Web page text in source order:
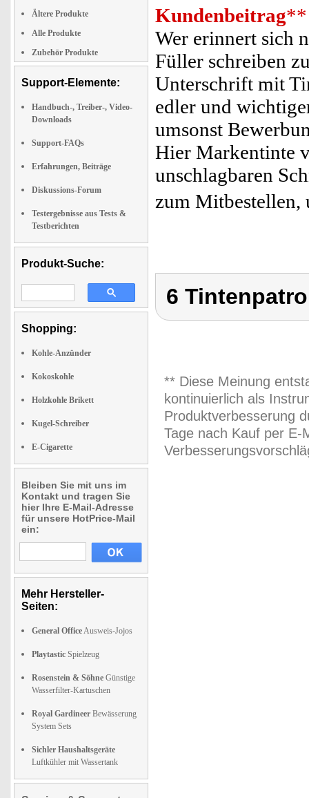
Ältere Produkte
Alle Produkte
Zubehör Produkte
Support-Elemente:
Handbuch-, Treiber-, Video-
Downloads
Support-FAQs
Erfahrungen, Beiträge
Diskussions-Forum
Testergebnisse aus Tests &
Testberichten
Produkt-Suche:
Shopping:
Kohle-Anzünder
Kokoskohle
Holzkohle Brikett
Kugel-Schreiber
E-Cigarette
Bleiben Sie mit uns im
Kontakt und tragen Sie
hier Ihre E-Mail-Adresse
für unsere HotPrice-Mail
ein:
Mehr Hersteller-
Seiten:
General OfficeAusweis-Jojos
Playtastic Spielzeug
Rosenstein & Söhne Günstige
Wasserfilter-Kartuschen
Royal Gardineer Bewässerung
System Sets
Sichler Haushaltsgeräte
Luftkühler mit Wassertank
Kundenbeitrag**
Wer erinnert sich
Füller schreiben
Unterschrift mit
edler und
umsonst
Hier Markentinte
unschlagbaren
zum Mitbestellen,
6
** Diese Meinung
kontinuierlich als
Produktverbesserung
Tage nach Kauf per E-